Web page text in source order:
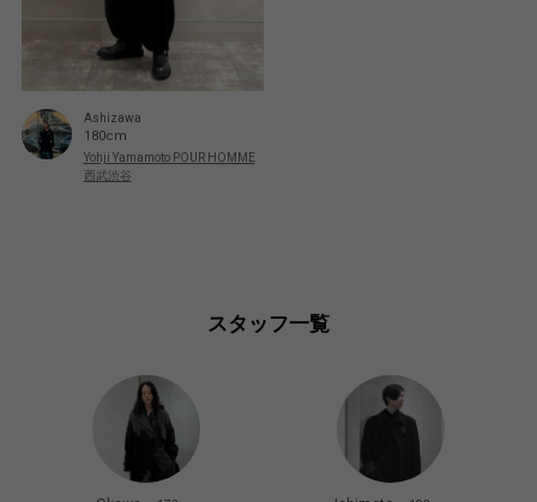
Ashizawa
180cm
Yohji Yamamoto POUR HOMME
西武渋谷
スタッフ一覧